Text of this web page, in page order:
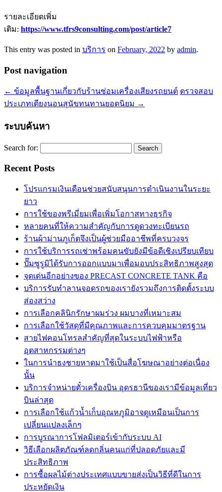
รายละเอียดเพิ่ม
เติม: https://www.tfrs9consulting.com/post/article7
This entry was posted in บริการ on February, 2022 by admin.
Post navigation
← ข้อมูลพื้นฐานเกี่ยวกับร้านซ่อมเครื่องเสียงรถยนต์ ตรวจสอบ
ประเภทเตียงนอนสุนัขทนทานยอดนิยม →
ระบบค้นหา
Search for:
Recent Posts
โปรแกรมเงินเดือนช่วยสนับสนุนการดำเนินงานในระยะ
ยาว
การใช้ของพรีเมี่ยมเพื่อเพิ่มโอกาสทางธุรกิจ
หลายคนที่ให้ความสำคัญกับการดูดวงทะเบียนรถ
ร้านผ้าม่านภูเก็ตจึงเป็นผู้ช่วยมืออาชีพที่ครบวงจร
การใช้บริการรถเช่าพร้อมคนขับยังมีข้อดีเชิงเปรียบเทียบ
ปั๊มซูรูมิได้รับการออกแบบมาเพื่อมอบประสิทธิภาพสูงสุด
จุดเด่นอีกอย่างของ PRECAST CONCRETE TANK คือ
บริการรับทำลานจอดรถของเรายังรวมถึงการติดตั้งระบบ
ส่องสว่าง
การเลือกคลินิกรักษาผมร่วง ผมบางที่เหมาะสม
การเลือกใช้วัสดุที่มีคุณภาพและการควบคุมมาตรฐาน
สายไฟคอนโทรลสำคัญที่สุดในระบบไฟฟ้าหรือ
อุตสาหกรรมต่างๆ
ในการนำธงชายหาดมาใช้เป็นสื่อโฆษณาอย่างต่อเนื่อง
นั้น
บริการจำหน่ายตั๋วเครื่องบิน อุดรธานีของเรามีข้อมูลเที่ยว
บินล่าสุด
การเลือกใช้แก้วน้ำเก็บอุณหภูมิอาจดูเหมือนเป็นการ
เปลี่ยนแปลงเล็กๆ
การบูรณาการโฟลมิเตอร์เข้ากับระบบ AI
วิธีเลือกผลิตภัณฑ์ลดกลิ่นคนแก่ที่ปลอดภัยและมี
ประสิทธิภาพ
การซื้อผลไม้ต่างประเทศแบบขายส่งเป็นวิธีที่ดีในการ
ประหยัดเงิน